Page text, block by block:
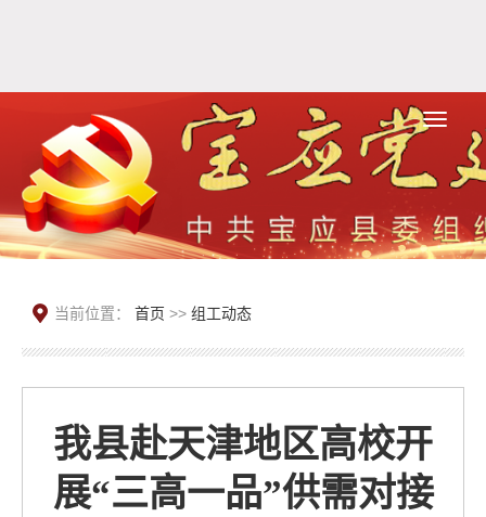
当前位置： 首页 >> 组工动态
我县赴天津地区高校开
展“三高一品”供需对接